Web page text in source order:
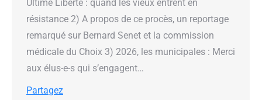
Ultime Liberté : quand les vieux entrent en
résistance 2) A propos de ce procès, un reportage
remarqué sur Bernard Senet et la commission
médicale du Choix 3) 2026, les municipales : Merci
aux élus-e-s qui s’engagent…
Partagez